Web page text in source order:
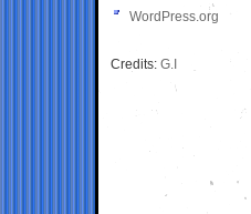
WordPress.org
Credits: G.I